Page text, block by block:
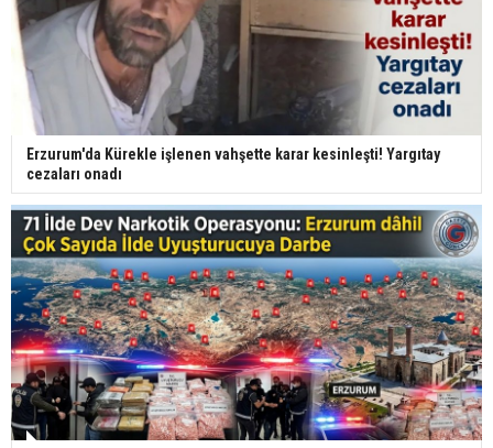
Erzurum'da Kürekle işlenen vahşette karar kesinleşti! Yargıtay
cezaları onadı